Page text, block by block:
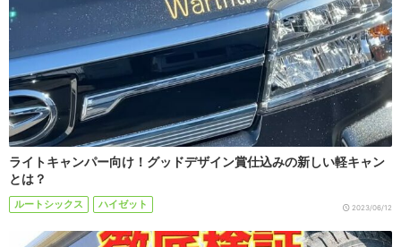
ライトキャンパー向け！グッドデザイン賞仕込みの新しい軽キャン
とは？
ルートシックス ハイゼット 2023/06/12